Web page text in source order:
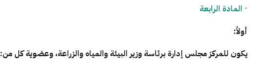
- المادة الرابعة
أولاً:
يكون للمركز مجلس إدارة برئاسة وزير البيئة والمياه والزراعة، وعضوية كل من: